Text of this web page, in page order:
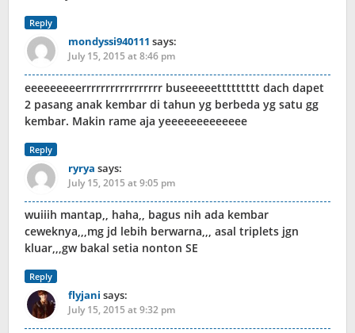
Reply
mondyssi940111 says:
July 15, 2015 at 8:46 pm
eeeeeeeeerrrrrrrrrrrrrrrrr buseeeeettttttttt dach dapet
2 pasang anak kembar di tahun yg berbeda yg satu gg
kembar. Makin rame aja yeeeeeeeeeeeee
Reply
ryrya says:
July 15, 2015 at 9:05 pm
wuiiih mantap,, haha,, bagus nih ada kembar
ceweknya,,,mg jd lebih berwarna,,, asal triplets jgn
kluar,,,gw bakal setia nonton SE
Reply
flyjani says:
July 15, 2015 at 9:32 pm